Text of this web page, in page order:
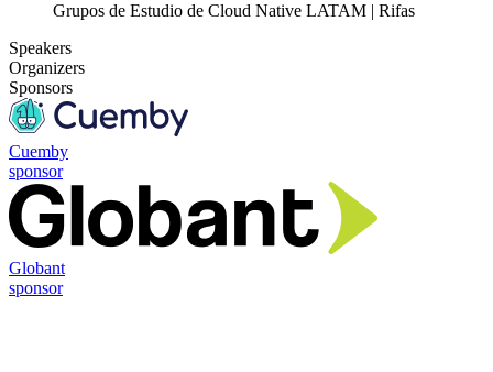
Grupos de Estudio de Cloud Native LATAM | Rifas
Speakers
Organizers
Sponsors
Cuemby
sponsor
Globant
sponsor